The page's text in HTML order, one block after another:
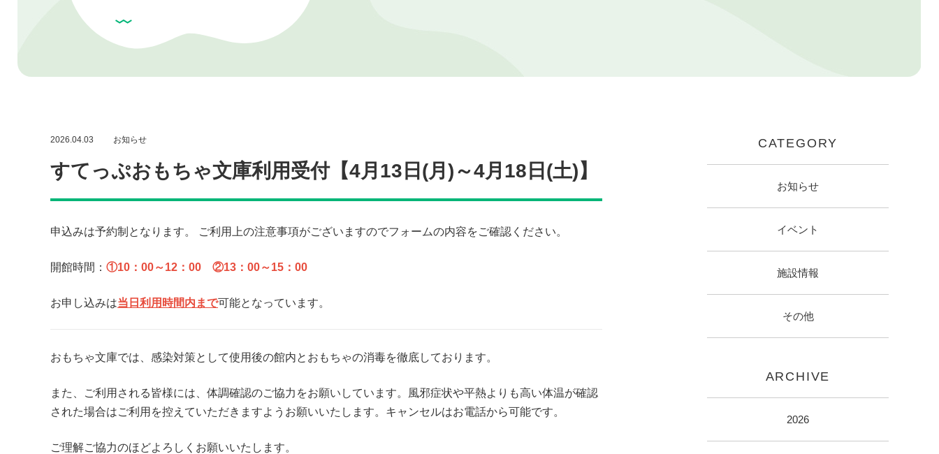
2026.04.03 お知らせ
すてっぷおもちゃ文庫利用受付【4月13日(月)～4月18日(土)】
申込みは予約制となります。 ご利用上の注意事項がございますのでフォームの内容をご確認ください。
開館時間： ①10：00～12：00 ②13：00～15：00
お申し込みは当日利用時間内まで可能となっています。
おもちゃ文庫では、感染対策として使用後の館内とおもちゃの消毒を徹底しております。
また、ご利用される皆様には、体調確認のご協力をお願いしています。風邪症状や平熱よりも高い体温が確認
された場合はご利用を控えていただきますようお願いいたします。キャンセルはお電話から可能です。
ご理解ご協力のほどよろしくお願いいたします。
CATEGORY
お知らせ
イベント
施設情報
その他
ARCHIVE
2026